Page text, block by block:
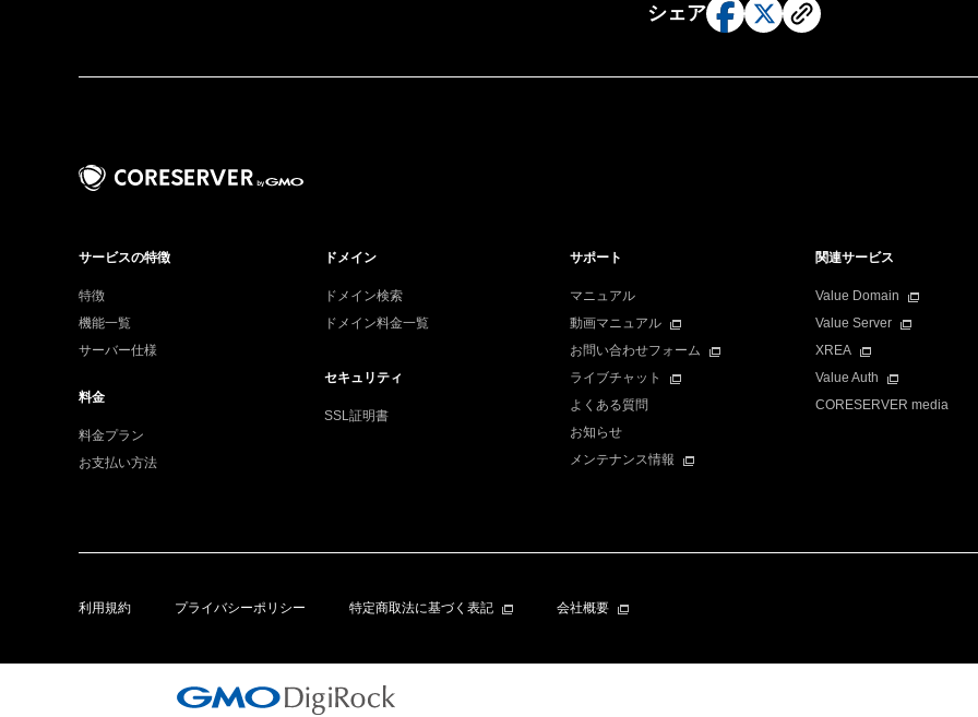
シェア
サービスの特徴
特徴
機能一覧
サーバー仕様
料金
料金プラン
お支払い方法
ドメイン
ドメイン検索
ドメイン料金一覧
セキュリティ
SSL証明書
サポート
マニュアル
動画マニュアル
お問い合わせフォーム
ライブチャット
よくある質問
お知らせ
メンテナンス情報
関連サービス
Value Domain
Value Server
XREA
Value Auth
CORESERVER media
利用規約 プライバシーポリシー 特定商取法に基づく表記 会社概要